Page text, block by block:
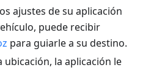
ajustes de su aplicación
puede recibir
para guiarle a su destino.
ubicación, la aplicación le